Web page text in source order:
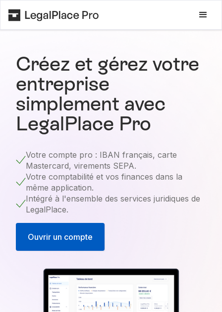
Créez et gérez votre
entreprise
simplement avec
LegalPlace Pro
Votre compte pro : IBAN français, carte
Mastercard, virements SEPA.
Votre comptabilité et vos finances dans la
même application.
Intégré à l'ensemble des services juridiques de
LegalPlace.
Ouvrir un compte